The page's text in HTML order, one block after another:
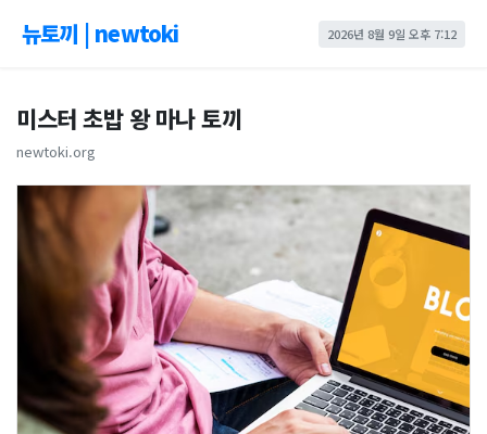
뉴토끼 | newtoki 2026년 8월 9일 오후 7:12
미스터 초밥 왕 마나 토끼
newtoki.org